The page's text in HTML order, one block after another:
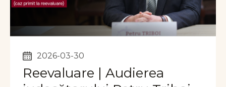
2026-03-30
Reevaluare | Audierea